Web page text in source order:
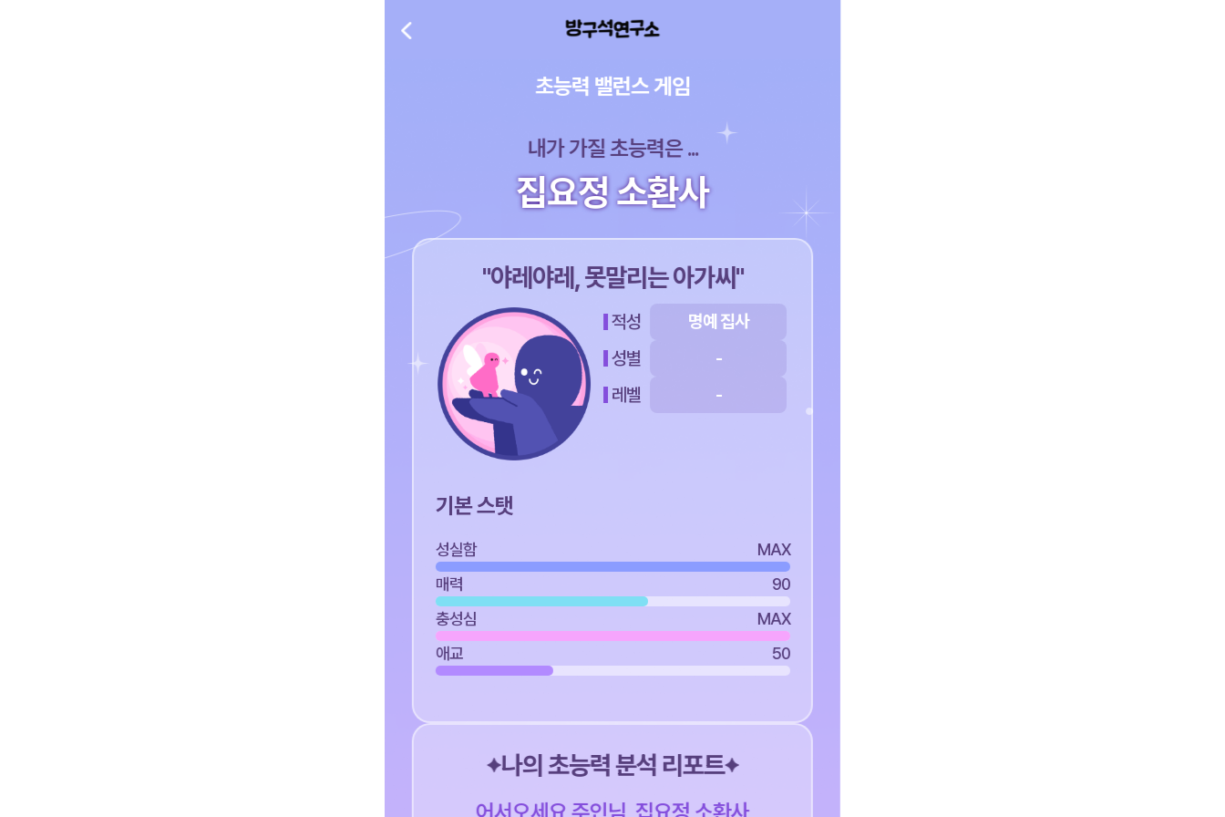
초능력 밸런스 게임
내가 가질 초능력은 ...
집요정 소환사
"야레야레, 못말리는 아가씨"
적성 명예 집사
성별 -
레벨 -
기본 스탯
성실함
MAX
매력
90
충성심
MAX
애교
50
나의 초능력 분석 리포트